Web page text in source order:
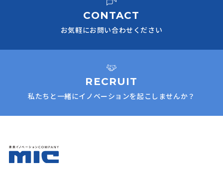
CONTACT
お気軽にお問い合わせください
RECRUIT
私たちと一緒にイノベーションを起こしませんか？